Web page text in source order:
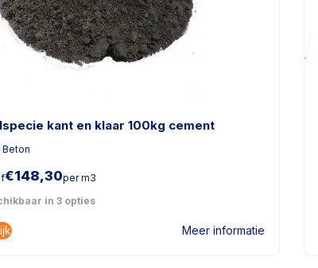
kant en klaar 100kg cement
Beton
€148,30per m3
in 3 opties
Meer informatie